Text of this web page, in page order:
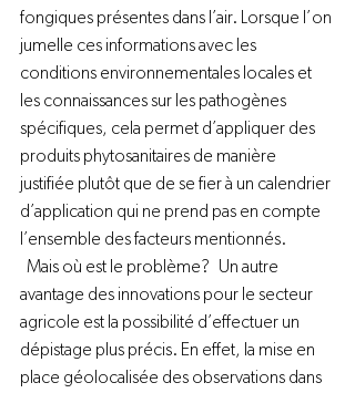
fongiques présentes dans l’air. Lorsque l’on
jumelle ces informations avec les
conditions environnementales locales et
les connaissances sur les pathogènes
spécifiques, cela permet d’appliquer des
produits phytosanitaires de manière
justifiée plutôt que de se fier à un calendrier
d’application qui ne prend pas en compte
l’ensemble des facteurs mentionnés.
avantage des innovations pour le secteur
agricole est la possibilité d’effectuer un
dépistage plus précis. En effet, la mise en
place géolocalisée des observations dans